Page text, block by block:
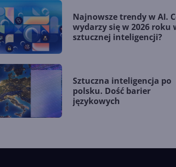
Najnowsze trendy w AI.
wydarzy się w 2026 roku
sztucznej inteligencji?
Sztuczna inteligencja po
polsku. Dość barier
językowych